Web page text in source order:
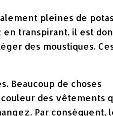
pleines de
transpirant, il est
des moustiques.
Beaucoup de choses
des vêtements
Par conséquent,